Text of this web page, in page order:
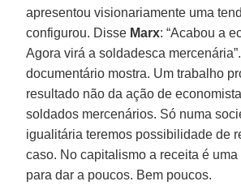
apresentou visionariamente uma
configurou. Disse Marx: “Acabou a
Agora virá a soldadesca
documentário mostra. Um trabalho
resultado não da ação de
soldados mercenários. Só numa
igualitária teremos possibilidade de
caso. No capitalismo a receita é
para dar a poucos. Bem poucos.